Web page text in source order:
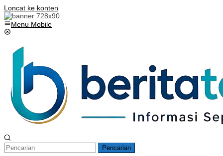
Loncat ke konten
Menu Mobile
Pencarian